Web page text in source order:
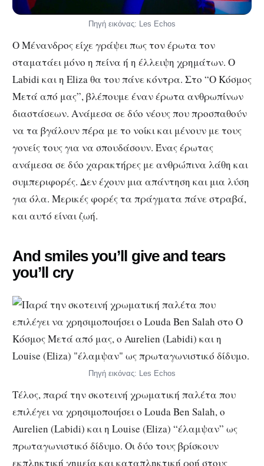
Πηγή εικόνας: Les Echos
Ο Μένανδρος είχε γράψει πως τον έρωτα τον
σταματάει μόνο η πείνα ή η έλλειψη χρημάτων. O
Labidi και η Eliza θα του πάνε κόντρα. Στο “Ο Κόσμος
Μετά από μας”, βλέπουμε έναν έρωτα ανθρωπίνων
διαστάσεων. Ανάμεσα σε δύο νέους που προσπαθούν
να τα βγάλουν πέρα με το νοίκι και μένουν με τους
γονείς τους για να σπουδάσουν. Ένας έρωτας
ανάμεσα σε δύο χαρακτήρες με ανθρώπινα λάθη και
συμπεριφορές. Δεν έχουν μια απάντηση και μια λύση
για όλα. Μερικές φορές τα πράγματα πάνε στραβά,
και αυτό είναι ζωή.
And smiles you’ll give and tears
you’ll cry
Πηγή εικόνας: Les Echos
Τέλος, παρά την σκοτεινή χρωματική παλέτα που
επιλέγει να χρησιμοποιήσει ο Louda Ben Salah, ο
Aurelien (Labidi) και η Louise (Eliza) “έλαμψαν” ως
πρωταγωνιστικό δίδυμο. Οι δύο τους βρίσκουν
εκπληκτική χημεία και καταπληκτική ροή στους